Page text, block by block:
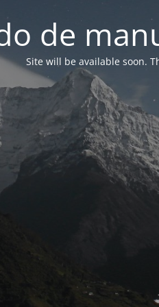
de
Site will be available soon.